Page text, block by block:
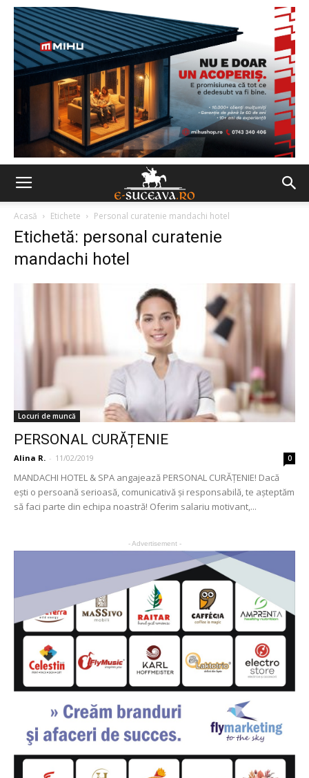
Acasă Etichete Personal curatenie mandachi hotel
Etichetă: personal curatenie
mandachi hotel
Locuri de muncă
PERSONAL CURĂȚENIE
Alina R. - 11/02/2019 0
MANDACHI HOTEL & SPA angajează PERSONAL CURĂȚENIE! Dacă
ești o persoană serioasă, comunicativă și responsabilă, te așteptăm
să faci parte din echipa noastră! Oferim salariu motivant,...
- Advertisement -